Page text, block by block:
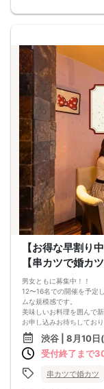
【お得な早割り
【串カツで婚カツ
男女ともに募集中！！
12〜16名での開催を予定
ムな規模感です。
美味しいお料理を囲んで
お申し込みお待ちしており
🟥2時間飲み放題
前菜、鍋料理（鶏白湯鍋
🟥12〜18名で開催します
数回席替えをし皆さんと交
渋谷 | 8月10
受付終了まで
串カツで婚カツ